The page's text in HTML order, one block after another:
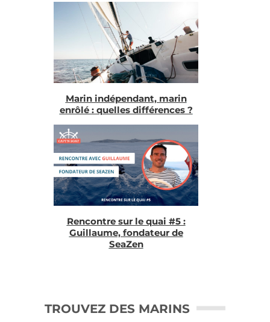
Marin indépendant, marin
enrôlé : quelles différences ?
Rencontre sur le quai #5 :
Guillaume, fondateur de
SeaZen
TROUVEZ DES MARINS